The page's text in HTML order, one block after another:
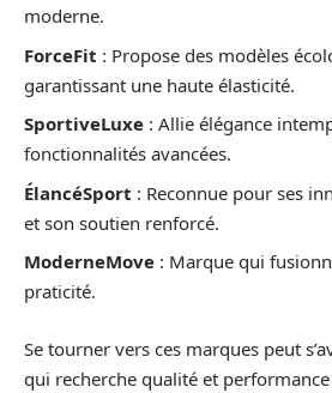
moderne.
ForceFit : Propose des modèles
garantissant une haute élasticité.
SportiveLuxe : Allie élégance
fonctionnalités avancées.
ÉlancéSport : Reconnue pour ses
et son soutien renforcé.
ModerneMove : Marque qui
praticité.
Se tourner vers ces marques peut
qui recherche qualité et